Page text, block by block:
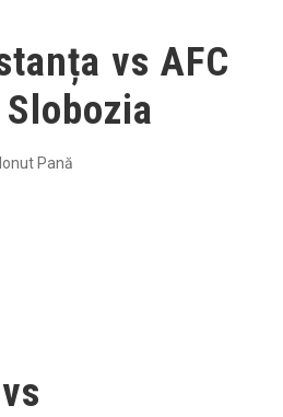
vs AFC
Ionut Pană